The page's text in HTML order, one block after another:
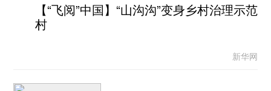
【“飞阅”中国】“山沟沟”变身乡村治理示范
村
新华网